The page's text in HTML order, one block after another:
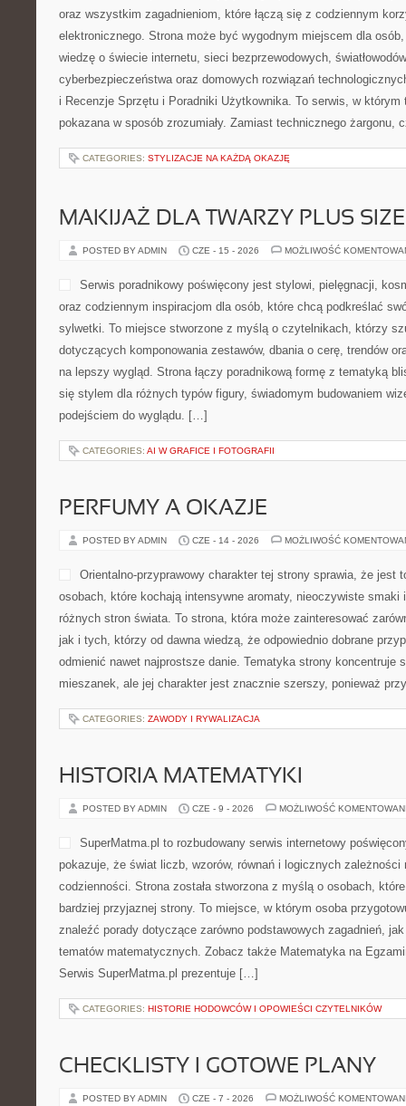
oraz wszystkim zagadnieniom, które łączą się z codziennym
elektronicznego. Strona może być wygodnym miejscem dla
wiedzę o świecie internetu, sieci bezprzewodowych,
cyberbezpieczeństwa oraz domowych rozwiązań
i Recenzje Sprzętu i Poradniki Użytkownika. To serwis, w którym
pokazana w sposób zrozumiały. Zamiast technicznego
CATEGORIES: STYLIZACJE NA KAŻDĄ OKAZJĘ
MAKIJAŻ DLA TWARZY PLUS SIZE
POSTED BY ADMIN CZE - 15 - 2026 MOŻLIWOŚĆ
Serwis poradnikowy poświęcony jest stylowi, pielęgnacji,
oraz codziennym inspiracjom dla osób, które chcą podkreślać
sylwetki. To miejsce stworzone z myślą o czytelnikach, którzy
dotyczących komponowania zestawów, dbania o cerę, trendów
na lepszy wygląd. Strona łączy poradnikową formę z tematyką
się stylem dla różnych typów figury, świadomym budowaniem
podejściem do wyglądu. […]
CATEGORIES: AI W GRAFICE I FOTOGRAFII
PERFUMY A OKAZJE
POSTED BY ADMIN CZE - 14 - 2026 MOŻLIWOŚĆ
Orientalno-przyprawowy charakter tej strony sprawia, że jest
osobach, które kochają intensywne aromaty, nieoczywiste smaki
różnych stron świata. To strona, która może zainteresować
jak i tych, którzy od dawna wiedzą, że odpowiednio dobrane
odmienić nawet najprostsze danie. Tematyka strony koncentruje
mieszanek, ale jej charakter jest znacznie szerszy, ponieważ
CATEGORIES: ZAWODY I RYWALIZACJA
HISTORIA MATEMATYKI
POSTED BY ADMIN CZE - 9 - 2026 MOŻLIWOŚĆ
SuperMatma.pl to rozbudowany serwis internetowy
pokazuje, że świat liczb, wzorów, równań i logicznych zależności
codzienności. Strona została stworzona z myślą o osobach,
bardziej przyjaznej strony. To miejsce, w którym osoba
znaleźć porady dotyczące zarówno podstawowych zagadnień,
tematów matematycznych. Zobacz także Matematyka na
Serwis SuperMatma.pl prezentuje […]
CATEGORIES: HISTORIE HODOWCÓW I OPOWIEŚCI CZYTELNIKÓW
CHECKLISTY I GOTOWE PLANY
POSTED BY ADMIN CZE - 7 - 2026 MOŻLIWOŚĆ